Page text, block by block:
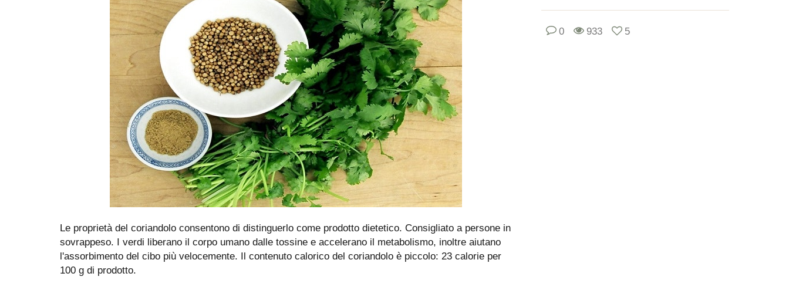
Le proprietà del coriandolo consentono di distinguerlo come prodotto dietetico. Consigliato a persone in
sovrappeso. I verdi liberano il corpo umano dalle tossine e accelerano il metabolismo, inoltre aiutano
l'assorbimento del cibo più velocemente. Il contenuto calorico del coriandolo è piccolo: 23 calorie per
100 g di prodotto.
0 933 5